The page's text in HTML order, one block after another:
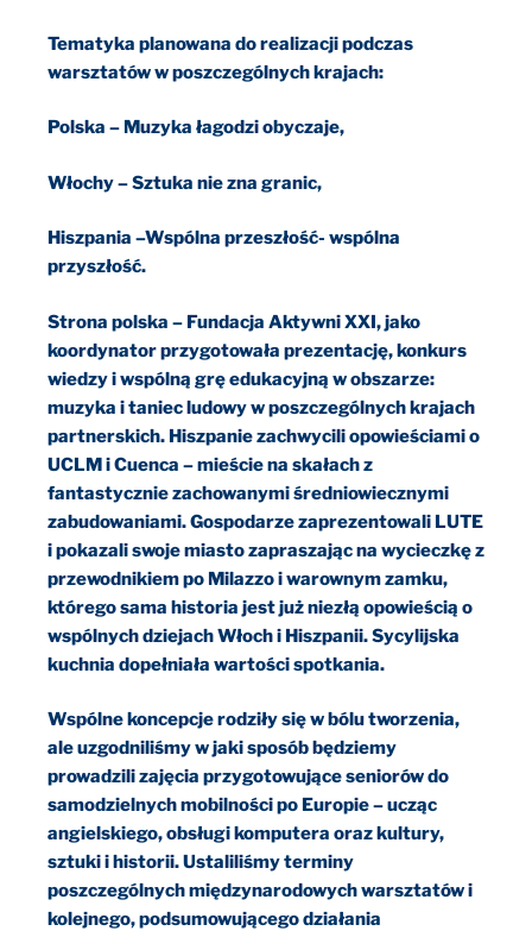
Tematyka planowana do realizacji podczas
warsztatów w poszczególnych krajach:
Polska – Muzyka łagodzi obyczaje,
Włochy – Sztuka nie zna granic,
Hiszpania –Wspólna przeszłość- wspólna
przyszłość.
Strona polska – Fundacja Aktywni XXI, jako
koordynator przygotowała prezentację, konkurs
wiedzy i wspólną grę edukacyjną w obszarze:
muzyka i taniec ludowy w poszczególnych krajach
partnerskich. Hiszpanie zachwycili opowieściami o
UCLM i Cuenca – mieście na skałach z
fantastycznie zachowanymi średniowiecznymi
zabudowaniami. Gospodarze zaprezentowali LUTE
i pokazali swoje miasto zapraszając na wycieczkę z
przewodnikiem po Milazzo i warownym zamku,
którego sama historia jest już niezłą opowieścią o
wspólnych dziejach Włoch i Hiszpanii. Sycylijska
kuchnia dopełniała wartości spotkania.
Wspólne koncepcje rodziły się w bólu tworzenia,
ale uzgodniliśmy w jaki sposób będziemy
prowadzili zajęcia przygotowujące seniorów do
samodzielnych mobilności po Europie – ucząc
angielskiego, obsługi komputera oraz kultury,
sztuki i historii. Ustaliliśmy terminy
poszczególnych międzynarodowych warsztatów i
kolejnego, podsumowującego działania